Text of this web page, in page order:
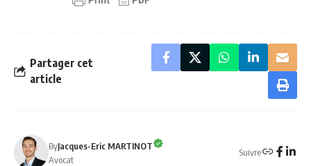
Partager cet
article
ByJacques-Eric MARTINOT
Avocat
Suivre